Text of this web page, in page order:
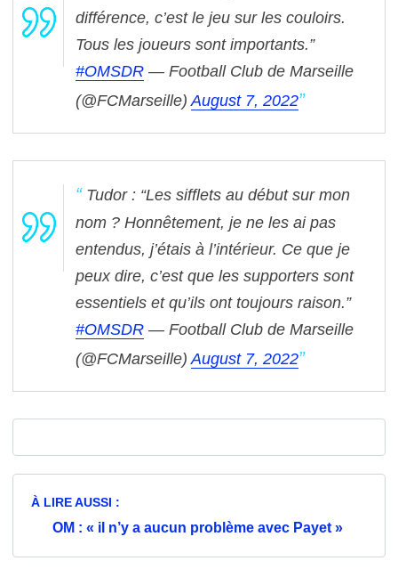
différence, c’est le jeu sur les couloirs.
Tous les joueurs sont importants.”
#OMSDR — Football Club de Marseille
(@FCMarseille)August 7, 2022
Tudor : “Les sifflets au début sur mon
nom ? Honnêtement, je ne les ai pas
entendus, j’étais à l’intérieur. Ce que je
peux dire, c’est que les supporters sont
essentiels et qu’ils ont toujours raison.”
#OMSDR — Football Club de Marseille
(@FCMarseille)August 7, 2022
À LIRE AUSSI :
OM : « il n’y a aucun problème avec Payet »